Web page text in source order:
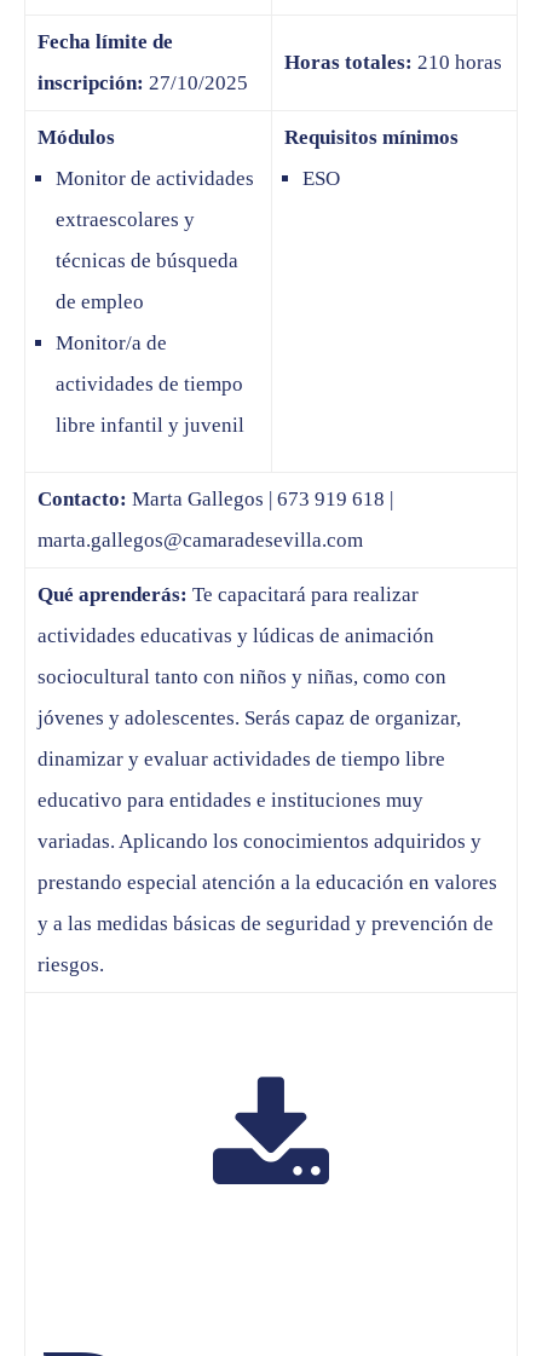
Fecha límite de
inscripción: 27/10/2025
Horas totales: 210 horas
Módulos
Monitor de actividades
extraescolares y
técnicas de búsqueda
de empleo
Monitor/a de
actividades de tiempo
libre infantil y juvenil
Requisitos mínimos
ESO
Contacto: Marta Gallegos | 673 919 618 |
marta.gallegos@camaradesevilla.com
Qué aprenderás: Te capacitará para realizar
actividades educativas y lúdicas de animación
sociocultural tanto con niños y niñas, como con
jóvenes y adolescentes. Serás capaz de organizar,
dinamizar y evaluar actividades de tiempo libre
educativo para entidades e instituciones muy
variadas. Aplicando los conocimientos adquiridos y
prestando especial atención a la educación en valores
y a las medidas básicas de seguridad y prevención de
riesgos.